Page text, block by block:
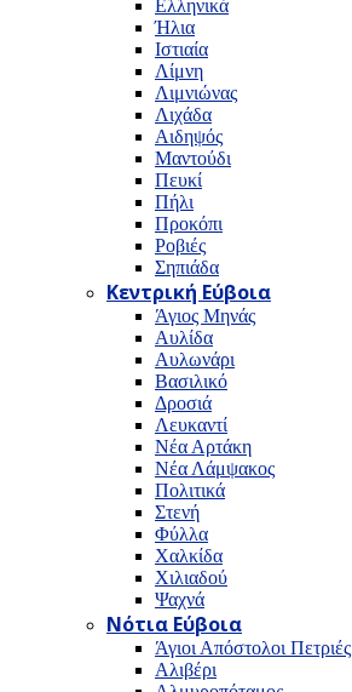
Ελληνικά
Ήλια
Ιστιαία
Λίμνη
Λιμνιώνας
Λιχάδα
Αιδηψός
Μαντούδι
Πευκί
Πήλι
Προκόπι
Ροβιές
Σηπιάδα
Κεντρική Εύβοια
Άγιος Μηνάς
Αυλίδα
Αυλωνάρι
Βασιλικό
Δροσιά
Λευκαντί
Νέα Αρτάκη
Νέα Λάμψακος
Πολιτικά
Στενή
Φύλλα
Χαλκίδα
Χιλιαδού
Ψαχνά
Νότια Εύβοια
Άγιοι Απόστολοι Πετριές
Αλιβέρι